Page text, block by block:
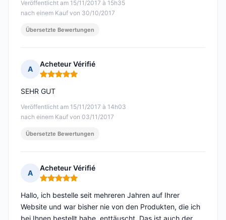
Veröffentlicht am 15/11/2017 à 15h35
nach einem Kauf von 30/10/2017
Übersetzte Bewertungen
A
Acheteur Vérifié
Hinweis: 5 von 5
Veröffentlicht am 15/11/2017 à 14h03
nach einem Kauf von 03/11/2017
SEHR GUT
Übersetzte Bewertungen
A
Acheteur Vérifié
Hinweis: 5 von 5
Hallo, ich bestelle seit mehreren Jahren auf Ihrer
Website und war bisher nie von den Produkten, die ich